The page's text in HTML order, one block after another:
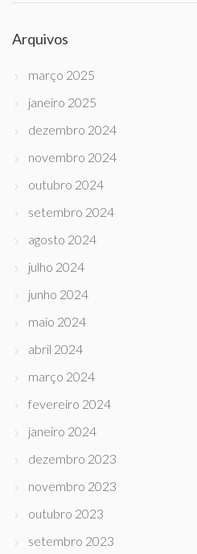
Arquivos
março 2025
janeiro 2025
dezembro 2024
novembro 2024
outubro 2024
setembro 2024
agosto 2024
julho 2024
junho 2024
maio 2024
abril 2024
março 2024
fevereiro 2024
janeiro 2024
dezembro 2023
novembro 2023
outubro 2023
setembro 2023